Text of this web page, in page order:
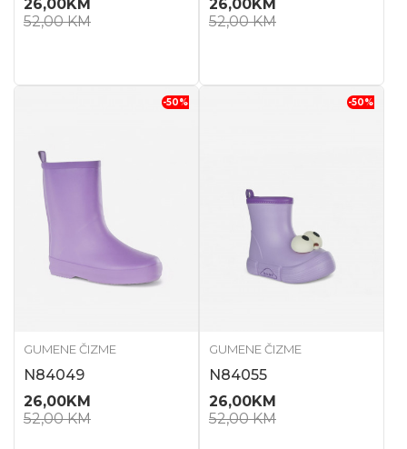
26,00KM
52,00KM
26,00KM
52,00KM
-50%
GUMENE ČIZME
N84049
26,00KM
52,00KM
-50%
GUMENE ČIZME
N84055
26,00KM
52,00KM